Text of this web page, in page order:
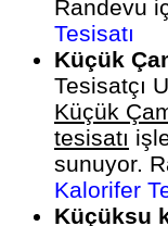
Randevu
Tesisatı
Küçük
Tesisatçı
Küçük
tesisatı
sunuyor.
Kalorifer
Küçüksu